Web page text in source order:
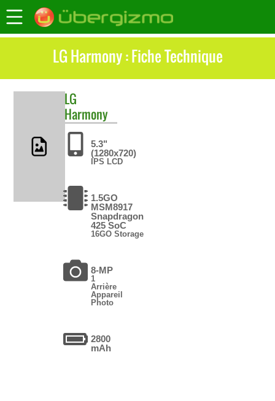
LG Harmony : Fiche Technique
LG
Harmony
5.3"
(1280x720)
IPS LCD
1.5GO
MSM8917
Snapdragon
425 SoC
16GO Storage
8-MP
1
Arrière
Appareil
Photo
2800
mAh